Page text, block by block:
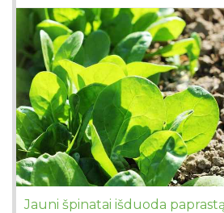
Jauni špinatai išduoda